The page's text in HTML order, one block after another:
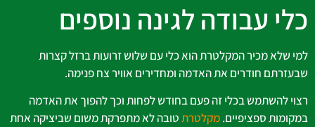
כלי עבודה לגינה נוספים
למי שלא מכיר המקלטרת הוא כלי עם שלוש זרועות ברזל קצרות
שבעזרתם חודרים את האדמה ומחדירים אוויר צח פנימה.
רצוי להשתמש בכלי זה פעם בחודש לפחות וכך להפוך את האדמה
במקומות ספציפיים.מקלטרתטובה לא מתפרקת משום שביציקה אחת